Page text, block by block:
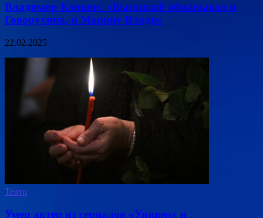
Владимир Конкин: «Высоцкий обманывал и
Говорухина, и Марину Влади»
22.02.2025
Театр
Умер актер из сериалов «Универ» и